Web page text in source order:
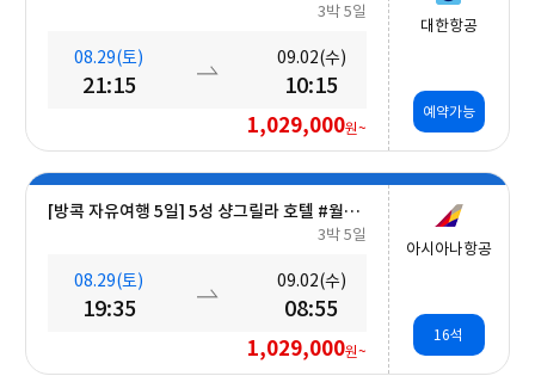
3박 5일
08.29(토)
21:15
09.02(수)
10:15
1,029,000원~
대한항공
예약가능
[방콕 자유여행 5일] 5성 샹그릴라 호텔 #월드체인 #차오프라야강변 #조식포함 #호캉스 #도심접근성
3박 5일
08.29(토)
19:35
09.02(수)
08:55
1,029,000원~
아시아나항공
16석